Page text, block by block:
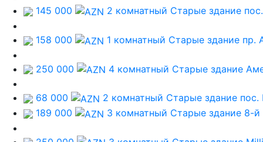
145 000 2 комнатный Старые здание
158 000 1 комнатный Старые здание пр.
250 000 4 комнатный Старые здание
68 000 2 комнатный Старые здание
189 000
3 комнатный Старые здание 8-й